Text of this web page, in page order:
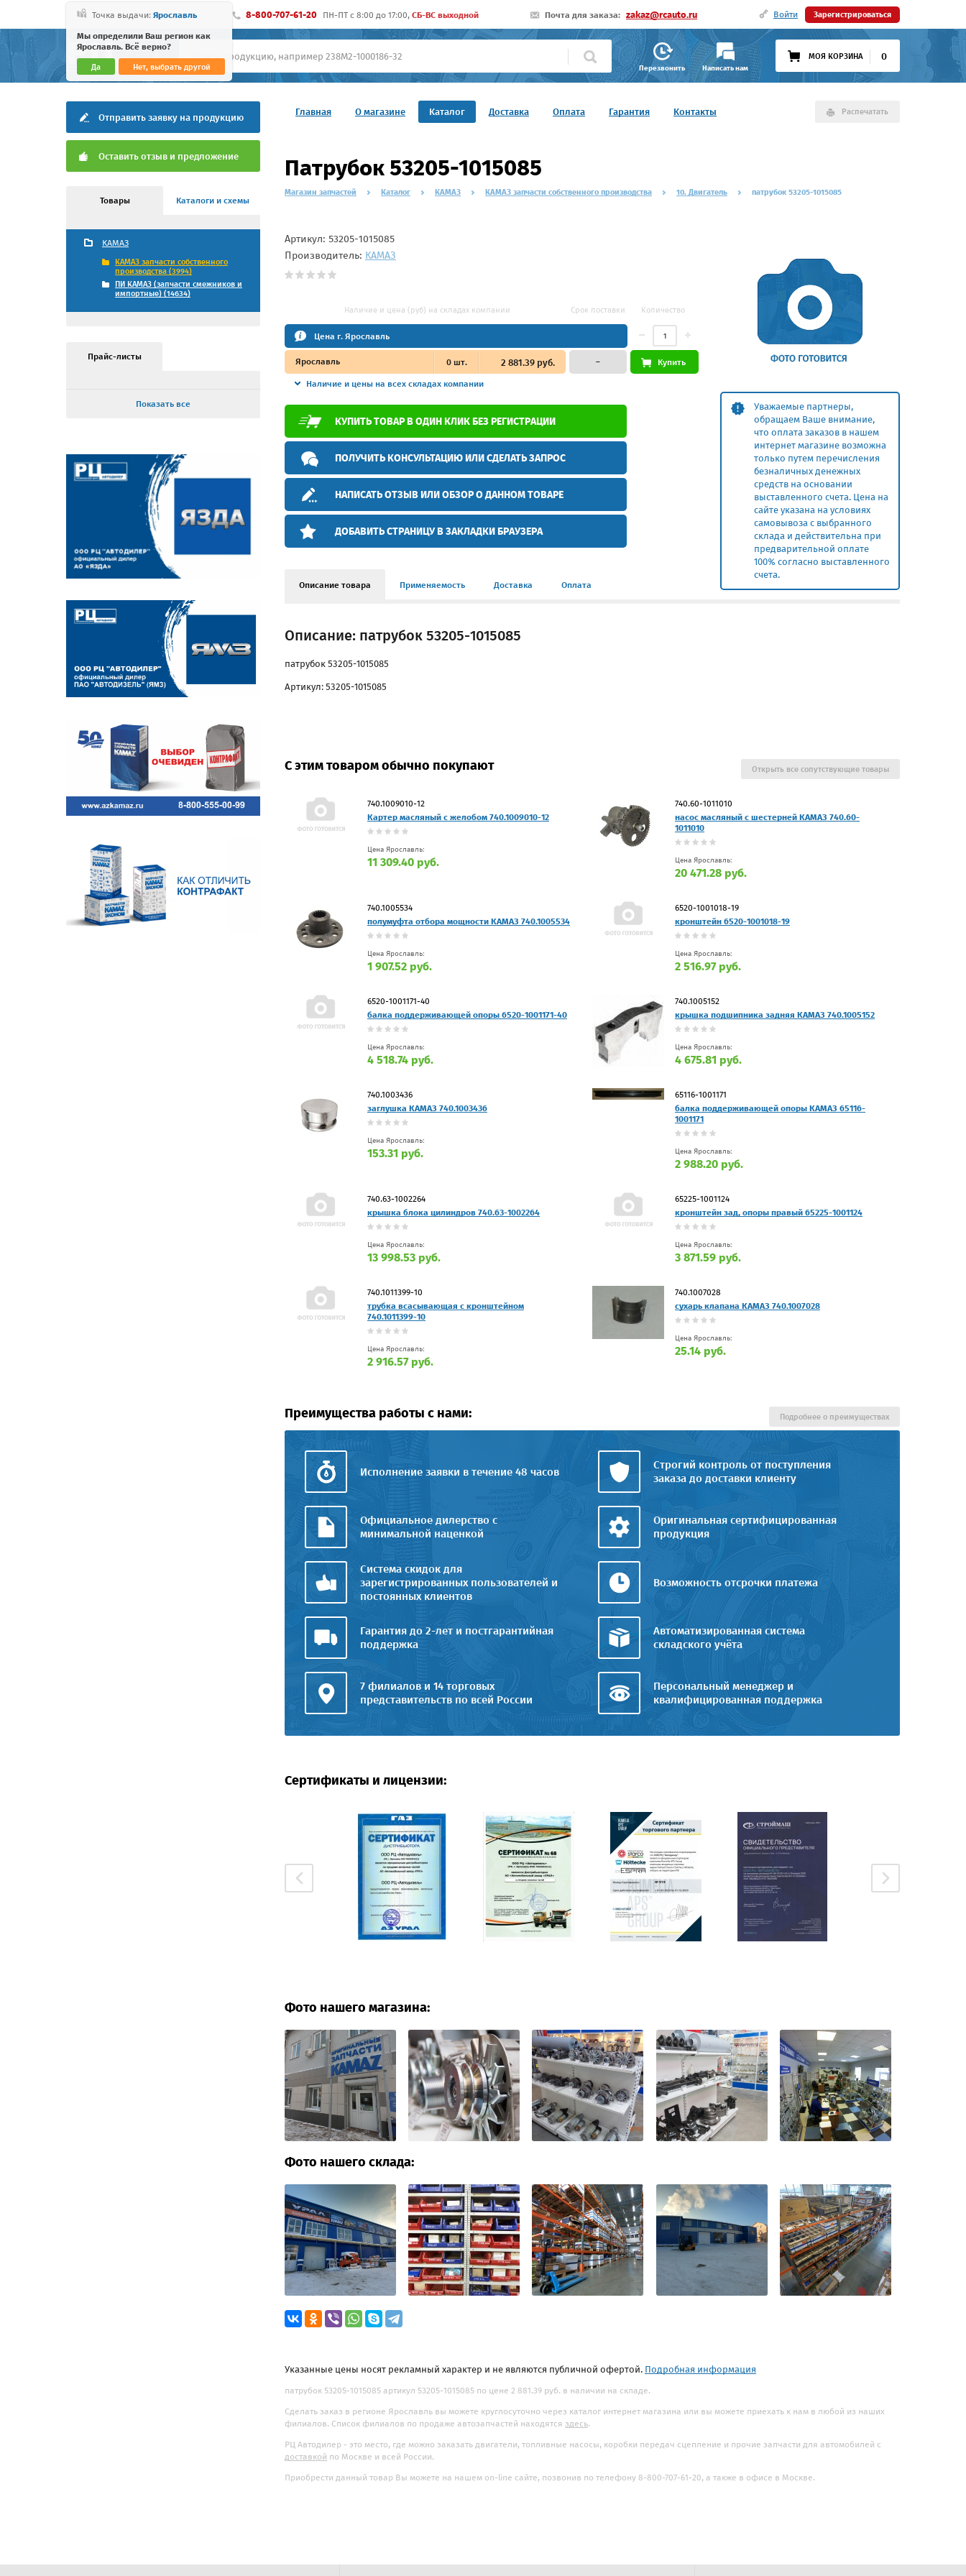
Точка выдачи: Ярославль
Мы определили Ваш регион как
Ярославль. Всё верно?
Да Нет, выбрать другой
8-800-707-61-20 ПН-ПТ c 8:00 до 17:00, СБ-ВС выходной Почта для заказа: zakaz@rcauto.ru Войти Зарегистрироваться
Перезвонить Написать нам
МОЯ КОРЗИНА 0
Главная О магазине Каталог Доставка Оплата Гарантия Контакты Распечатать
Отправить заявку на продукцию
Оставить отзыв и предложение
Товары Каталоги и схемы
КАМАЗ
КАМАЗ запчасти собственного
производства (3994)
ПИ КАМАЗ (запчасти смежников и
импортные) (14634)
Прайс-листы
Показать все
Патрубок 53205-1015085
Магазин запчастей Каталог КАМАЗ КАМАЗ запчасти собственного производства 10. Двигатель патрубок 53205-1015085
Уважаемые партнеры,
обращаем Ваше внимание,
что оплата заказов в нашем
интернет магазине возможна
только путем перечисления
безналичных денежных
средств на основании
выставленного счета. Цена на
сайте указана на условиях
самовывоза с выбранного
склада и действительна при
предварительной оплате
100% согласно выставленного
счета.
Артикул: 53205-1015085
Производитель: КАМАЗ
Наличие и цена (руб) на складах компании Срок поставки Количество
Цена г. Ярославль
Ярославль 0шт. 2 881.39 руб.
Наличие и цены на всех складах компании
– Купить
КУПИТЬ ТОВАР В ОДИН КЛИК БЕЗ РЕГИСТРАЦИИ
ПОЛУЧИТЬ КОНСУЛЬТАЦИЮ ИЛИ СДЕЛАТЬ ЗАПРОС
НАПИСАТЬ ОТЗЫВ ИЛИ ОБЗОР О ДАННОМ ТОВАРЕ
ДОБАВИТЬ СТРАНИЦУ В ЗАКЛАДКИ БРАУЗЕРА
Описание товара Применяемость Доставка Оплата
Описание: патрубок 53205-1015085
патрубок 53205-1015085
Артикул: 53205-1015085
С этим товаром обычно покупают
740.1009010-12
Картер масляный с желобом 740.1009010-12
Цена Ярославль:
11 309.40 руб.
740.60-1011010
насос масляный с шестерней КАМАЗ 740.60-
1011010
Цена Ярославль:
20 471.28 руб.
740.1005534
полумуфта отбора мощности КАМАЗ 740.1005534
Цена Ярославль:
1 907.52 руб.
6520-1001018-19
кронштейн 6520-1001018-19
Цена Ярославль:
2 516.97 руб.
6520-1001171-40
балка поддерживающей опоры 6520-1001171-40
Цена Ярославль:
4 518.74 руб.
740.1005152
крышка подшипника задняя КАМАЗ 740.1005152
Цена Ярославль:
4 675.81 руб.
740.1003436
заглушка КАМАЗ 740.1003436
Цена Ярославль:
153.31 руб.
65116-1001171
балка поддерживающей опоры КАМАЗ 65116-
1001171
Цена Ярославль:
2 988.20 руб.
740.63-1002264
крышка блока цилиндров 740.63-1002264
Цена Ярославль:
13 998.53 руб.
65225-1001124
кронштейн зад, опоры правый 65225-1001124
Цена Ярославль:
3 871.59 руб.
740.1011399-10
трубка всасывающая с кронштейном
740.1011399-10
Цена Ярославль:
2 916.57 руб.
740.1007028
сухарь клапана КАМАЗ 740.1007028
Цена Ярославль:
25.14 руб.
Открыть все сопутствующие товары
Преимущества работы с нами:
Исполнение заявки в течение 48 часов
Строгий контроль от поступления
заказа до доставки клиенту
Официальное дилерство с
минимальной наценкой
Оригинальная сертифицированная
продукция
Система скидок для
зарегистрированных пользователей и
постоянных клиентов
Возможность отсрочки платежа
Гарантия до 2-лет и постгарантийная
поддержка
Автоматизированная система
складского учёта
7 филиалов и 14 торговых
представительств по всей России
Персональный менеджер и
квалифицированная поддержка
Подробнее о преимуществах
Сертификаты и лицензии:
Фото нашего магазина:
Фото нашего склада:
Указанные цены носят рекламный характер и не являются публичной офертой. Подробная информация
патрубок 53205-1015085 артикул 53205-1015085 по цене 2 881.39 руб. в наличии на складе.
Сделать заказ в регионе Ярославль вы можете круглосуточно через каталог интернет магазина или вы можете приехать к нам в любой из наших
филиалов. Список филиалов по продаже автозапчастей находятся здесь.
РЦ Автодилер - это место, где можно заказать двигатели, топливные насосы, коробки передач сцепление и прочие запчасти для автомобилей с
доставкой по Москве и всей России.
Приобрести данный товар Вы можете на нашем on-line сайте, позвонив по телефону 8-800-707-61-20, а также в офисе в Москве.